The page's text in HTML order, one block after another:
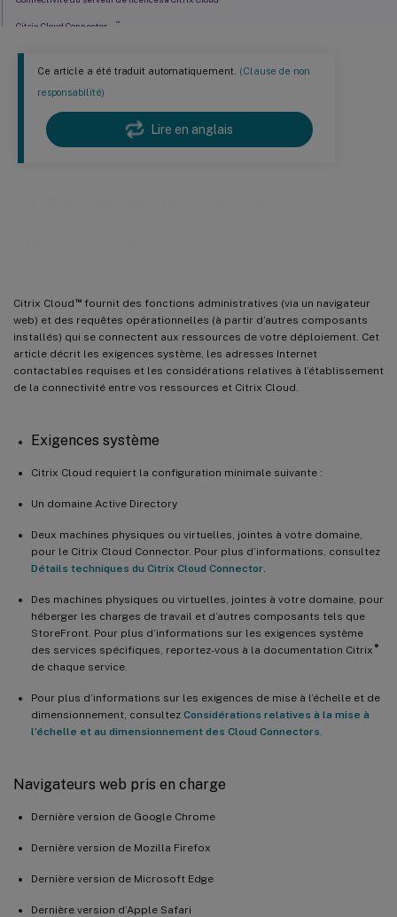
Ce article a été traduit automatiquement. (Clause de non
responsabilité)
Lire en anglais
Citrix Cloud ™fournit des fonctions administratives (via un navigateur
web) et des requêtes opérationnelles (à partir d’autres composants
installés) qui se connectent aux ressources de votre déploiement. Cet
article décrit les exigences système, les adresses Internet
contactables requises et les considérations relatives à l’établissement
de la connectivité entre vos ressources et Citrix Cloud.
Exigences système
Citrix Cloud requiert la configuration minimale suivante :
Un domaine Active Directory
Deux machines physiques ou virtuelles, jointes à votre domaine,
pour le Citrix Cloud Connector. Pour plus d’informations, consultez
Détails techniques du Citrix Cloud Connector
Des machines physiques ou virtuelles, jointes à votre domaine, pour
héberger les charges de travail et d’autres composants tels que
StoreFront. Pour plus d’informations sur les exigences système
des services spécifiques, reportez-vous à la documentation Citrix ®
de chaque service.
Pour plus d’informations sur les exigences de mise à l’échelle et de
dimensionnement, consultez Considérations relatives à la mise à
l’échelle et au dimensionnement des Cloud Connectors
Navigateurs web pris en charge
Dernière version de Google Chrome
Dernière version de Mozilla Firefox
Dernière version de Microsoft Edge
Dernière version d’Apple Safari
Citrix Cloud Connector ™
Connectivité du service Citrix Analytics
® Console
Connectivité du service Endpoint Management
Citrix Federated Authentication Service (FAS)
Connectivité du service Workspace Environment Management ™